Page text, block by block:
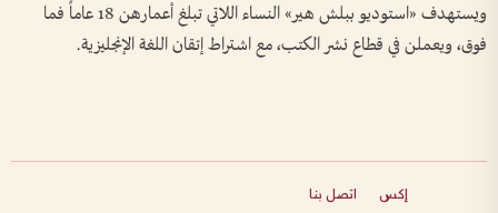
ويستهدف «استوديو ببلش هير» النساء اللاتي تبلغ أعمارهن 18 عاماً فما
فوق، ويعملن في قطاع نشر الكتب، مع اشتراط إتقان اللغة الإنجليزية.
إكس
اتصل بنا